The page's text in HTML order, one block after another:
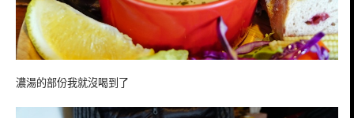
濃湯的部份我就沒喝到了